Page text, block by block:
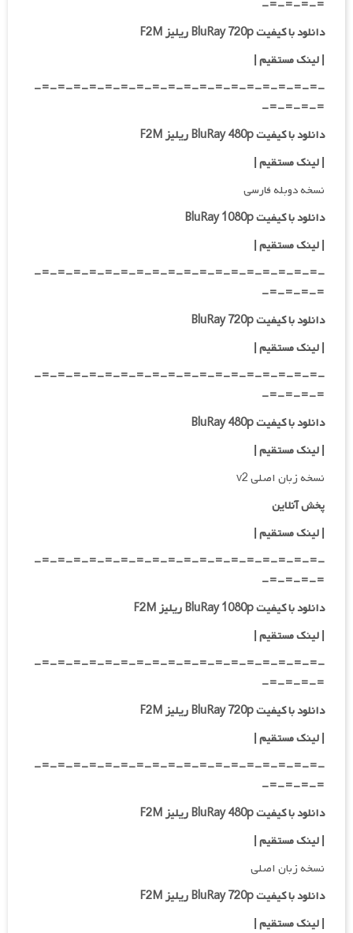
=-=-=-=-
دانلود با کیفیت BluRay 720p ریلیز F2M
| لینک مستقیم|
-=-=-=-=-=-=-=-=-=-=-=-=-=-=-=-=-=-=-
=-=-=-=-
دانلود با کیفیت BluRay 480p ریلیز F2M
| لینک مستقیم|
نسخه دوبله فارسی
دانلود با کیفیت BluRay 1080p
|لینک مستقیم |
-=-=-=-=-=-=-=-=-=-=-=-=-=-=-=-=-=-=-
=-=-=-=-
دانلود با کیفیت BluRay 720p
| لینک مستقیم |
-=-=-=-=-=-=-=-=-=-=-=-=-=-=-=-=-=-=-
=-=-=-=-
دانلود با کیفیت BluRay 480p
| لینک مستقیم |
نسخه زبان اصلی v2
پخش آنلاین
| لینک مستقیم|
-=-=-=-=-=-=-=-=-=-=-=-=-=-=-=-=-=-=-
=-=-=-=-
دانلود با کیفیت BluRay 1080p ریلیز F2M
|لینک مستقیم|
-=-=-=-=-=-=-=-=-=-=-=-=-=-=-=-=-=-=-
=-=-=-=-
دانلود با کیفیت BluRay 720p ریلیز F2M
| لینک مستقیم|
-=-=-=-=-=-=-=-=-=-=-=-=-=-=-=-=-=-=-
=-=-=-=-
دانلود با کیفیت BluRay 480p ریلیز F2M
| لینک مستقیم|
نسخه زبان اصلی
دانلود با کیفیت BluRay 720p ریلیز F2M
| لینک مستقیم|